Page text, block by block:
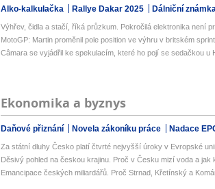
Alko-kalkulačka Rallye Dakar 2025 Dálniční
Výhřev, čidla a stačí, říká průzkum. Pokročilá elektronika není
MotoGP: Martin proměnil pole position ve výhru v britském
Câmara se vyjádřil ke spekulacím, které ho pojí se sedačkou u
Ekonomika a byznys
Daňové přiznání Novela zákoníku práce Nadace
Za státní dluhy Česko platí čtvrté nejvyšší úroky v Evropské unii
Děsivý pohled na českou krajinu. Proč v Česku mizí voda a jak
Emancipace českých miliardářů. Proč Strnad, Křetínský a